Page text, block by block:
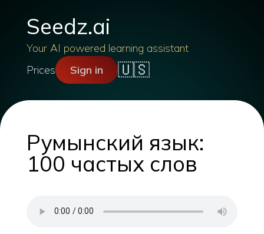
Seedz.ai
Your AI powered learning assistant
Prices
Sign in 🇺🇸
Румынский язык:
100 частых слов